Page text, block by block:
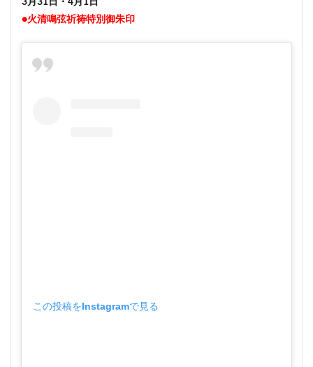
3月31日・4月1日
●火清鳴弦祈祷特別御朱印
この投稿をInstagramで見る